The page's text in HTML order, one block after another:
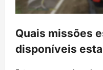
Quais missões
disponíveis